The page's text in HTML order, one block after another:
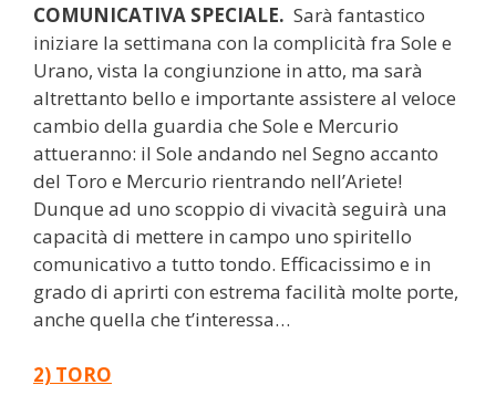
COMUNICATIVA SPECIALE. Sarà fantastico
iniziare la settimana con la complicità fra Sole e
Urano, vista la congiunzione in atto, ma sarà
altrettanto bello e importante assistere al veloce
cambio della guardia che Sole e Mercurio
attueranno: il Sole andando nel Segno accanto
del Toro e Mercurio rientrando nell’Ariete!
Dunque ad uno scoppio di vivacità seguirà una
capacità di mettere in campo uno spiritello
comunicativo a tutto tondo. Efficacissimo e in
grado di aprirti con estrema facilità molte porte,
anche quella che t’interessa…
2) TORO